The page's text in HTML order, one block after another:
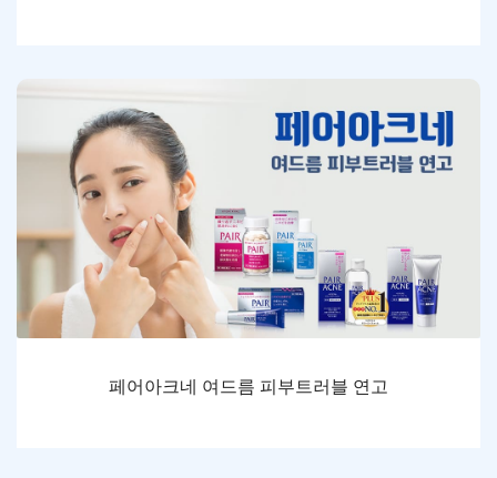
페어아크네 여드름 피부트러블 연고